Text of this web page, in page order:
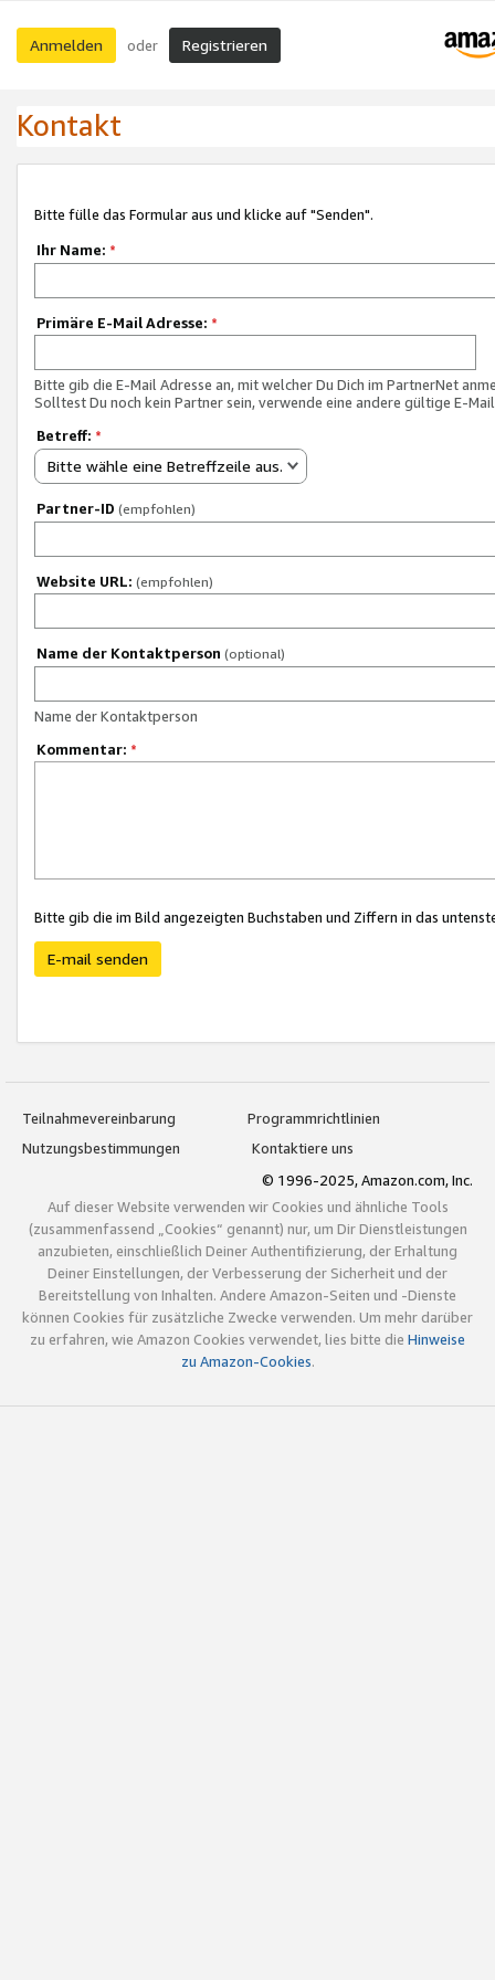
Anmelden oder Registrieren
Kontakt
Bitte fülle das Formular aus und klicke auf "Senden".
Ihr Name: *
Primäre E-Mail Adresse: *
Bitte gib die E-Mail Adresse an, mit welcher Du Dich im PartnerNet
Solltest Du noch kein Partner sein, verwende eine andere gültige E-
Betreff: *
Bitte wähle eine Betreffzeile aus.
Partner-ID (empfohlen)
Website URL: (empfohlen)
Name der Kontaktperson (optional)
Name der Kontaktperson
Kommentar: *
Bitte gib die im Bild angezeigten Buchstaben und Ziffern in das
E-mail senden
Teilnahmevereinbarung
Programmrichtlinien
Nutzungsbestimmungen
Kontaktiere uns
© 1996-2025, Amazon.com, Inc.
Auf dieser Website verwenden wir Cookies und ähnliche Tools
(zusammenfassend „Cookies“ genannt) nur, um Dir Dienstleistungen
anzubieten, einschließlich Deiner Authentifizierung, der Erhaltung
Deiner Einstellungen, der Verbesserung der Sicherheit und der
Bereitstellung von Inhalten. Andere Amazon-Seiten und -Dienste
können Cookies für zusätzliche Zwecke verwenden. Um mehr darüber
zu erfahren, wie Amazon Cookies verwendet, lies bitte die Hinweise
zu Amazon-Cookies.